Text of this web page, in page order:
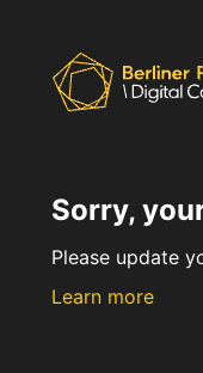
Sorry,
Please update
Learn more